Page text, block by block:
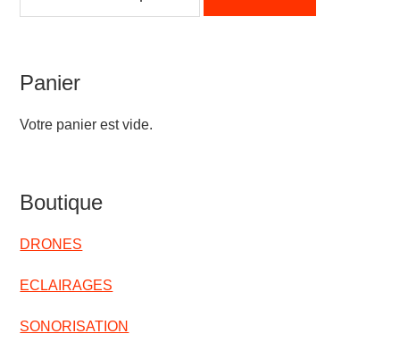
Panier
Votre panier est vide.
Boutique
DRONES
ECLAIRAGES
SONORISATION